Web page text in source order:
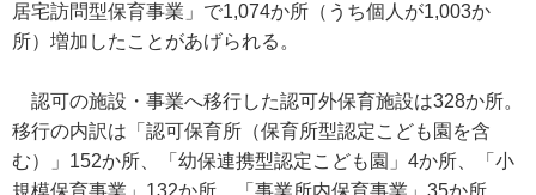
居宅訪問型保育事業」で1,074か所（うち個人が1,003か
所）増加したことがあげられる。
認可の施設・事業へ移行した認可外保育施設は328か所。
移行の内訳は「認可保育所（保育所型認定こども園を含
む）」152か所、「幼保連携型認定こども園」4か所、「小
規模保育事業」132か所、「事業所内保育事業」35か所、